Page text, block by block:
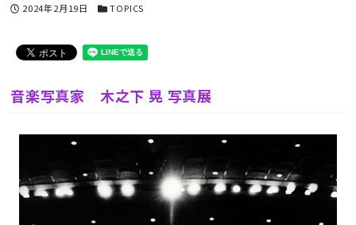
投稿日
2024年2月19日 カテゴリー
TOPICS
音楽写真家 木之下 晃 写真展